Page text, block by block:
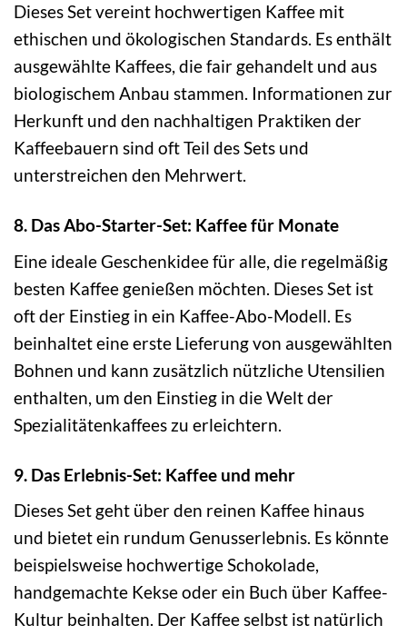
Dieses Set vereint hochwertigen Kaffee mit
ethischen und ökologischen Standards. Es enthält
ausgewählte Kaffees, die fair gehandelt und aus
biologischem Anbau stammen. Informationen zur
Herkunft und den nachhaltigen Praktiken der
Kaffeebauern sind oft Teil des Sets und
unterstreichen den Mehrwert.
8. Das Abo-Starter-Set: Kaffee für Monate
Eine ideale Geschenkidee für alle, die regelmäßig
besten Kaffee genießen möchten. Dieses Set ist
oft der Einstieg in ein Kaffee-Abo-Modell. Es
beinhaltet eine erste Lieferung von ausgewählten
Bohnen und kann zusätzlich nützliche Utensilien
enthalten, um den Einstieg in die Welt der
Spezialitätenkaffees zu erleichtern.
9. Das Erlebnis-Set: Kaffee und mehr
Dieses Set geht über den reinen Kaffee hinaus
und bietet ein rundum Genusserlebnis. Es könnte
beispielsweise hochwertige Schokolade,
handgemachte Kekse oder ein Buch über Kaffee-
Kultur beinhalten. Der Kaffee selbst ist natürlich